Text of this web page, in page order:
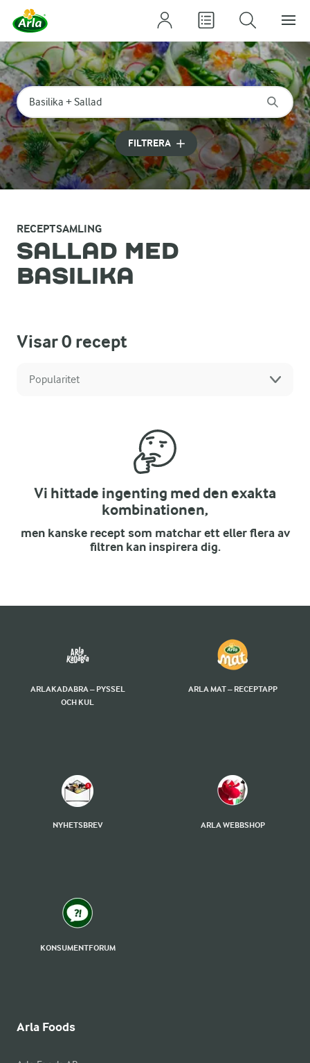
Sök på kategori eller ingrediens
Skriv in sökord för att få förslag
FILTRERA
RECEPTSAMLING
SALLAD MED
BASILIKA
Visar0 recept
Popularitet
Vi hittade ingenting med den exakta
kombinationen,
men kanske recept som matchar ett eller flera av
filtren kan inspirera dig.
ARLAKADABRA – PYSSEL
OCH KUL
ARLA MAT – RECEPTAPP
NYHETSBREV ARLA WEBBSHOP
KONSUMENTFORUM
Arla Foods